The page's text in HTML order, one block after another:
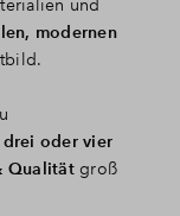
und
modernen
oder vier
Qualitätgroß